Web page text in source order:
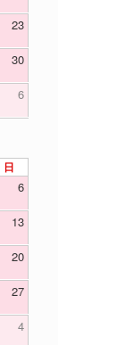
23
30
6
日
6
13
20
27
4